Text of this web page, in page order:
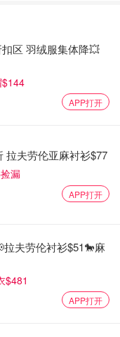
区 羽绒服集体降💥
APP打开
拉夫劳伦亚麻衬衫$77
漏
APP打开
拉夫劳伦衬衫$51🐎麻
$481
APP打开